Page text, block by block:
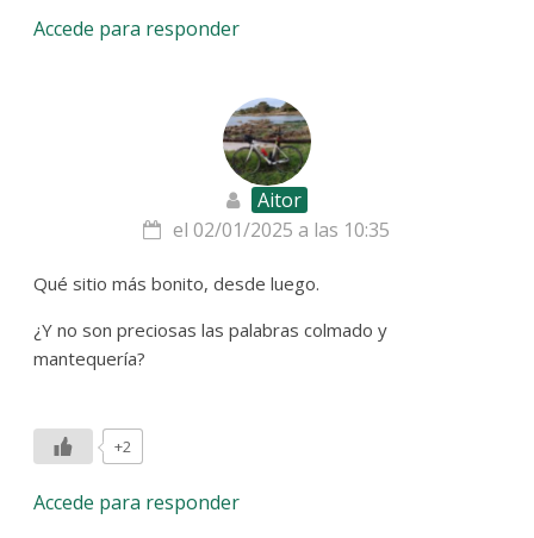
Accede para responder
Aitor
el 02/01/2025 a las 10:35
Qué sitio más bonito, desde luego.
¿Y no son preciosas las palabras colmado y
mantequería?
+2
Accede para responder